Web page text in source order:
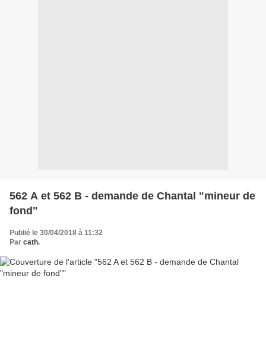
562 A et 562 B - demande de Chantal "mineur de
fond"
Publié le 30/04/2018 à 11:32
Par cath.